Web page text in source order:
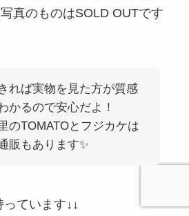
真のものはSOLD OUTです
れば実物を見た方が質感
かるので安心だよ！
のTOMATOとフジカケは
販もあります✨
ています↓↓